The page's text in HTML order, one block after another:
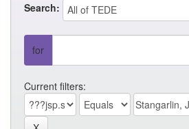
Search:
for
Current filters: